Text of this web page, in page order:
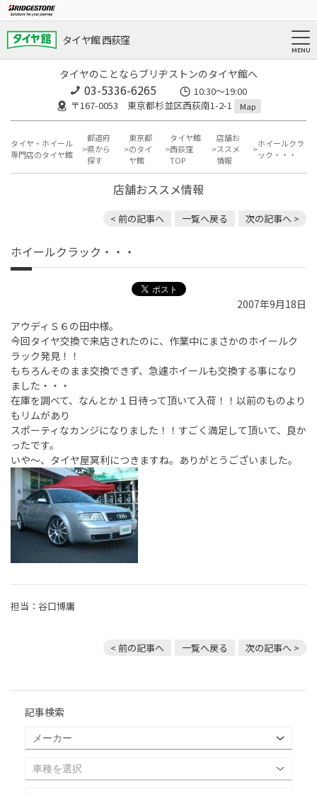
タイヤ館 西荻窪
タイヤのことならブリヂストンのタイヤ館へ
03-5336-6265
10:30～19:00
〒167-0053 東京都杉並区西荻南1-2-1
Map
タイヤ・ホイール
専門店のタイヤ館
都道府
県から
探す
東京都
のタイ
ヤ館
タイヤ館
西荻窪
TOP
店舗お
ススメ
情報
ホイールクラ
ック・・・
店舗おススメ情報
< 前の記事へ 一覧へ戻る 次の記事へ >
ホイールクラック・・・
2007年9月18日
アウディＳ６の田中様。
今回タイヤ交換で来店されたのに、作業中にまさかのホイールク
ラック発見！！
もちろんそのまま交換できず、急遽ホイールも交換する事になり
ました・・・
在庫を調べて、なんとか１日待って頂いて入荷！！以前のものより
もリムがあり
スポーティなカンジになりました！！すごく満足して頂いて、良か
ったです。
いや～、タイヤ屋冥利につきますね。ありがとうございました。
担当：谷口博庸
< 前の記事へ 一覧へ戻る 次の記事へ >
記事検索